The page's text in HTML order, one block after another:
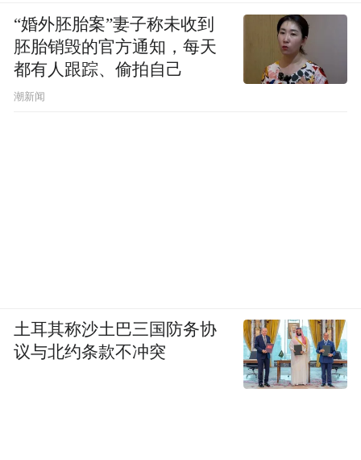
“婚外胚胎案”妻子称未收到
胚胎销毁的官方通知，每天
都有人跟踪、偷拍自己
潮新闻
土耳其称沙土巴三国防务协
议与北约条款不冲突